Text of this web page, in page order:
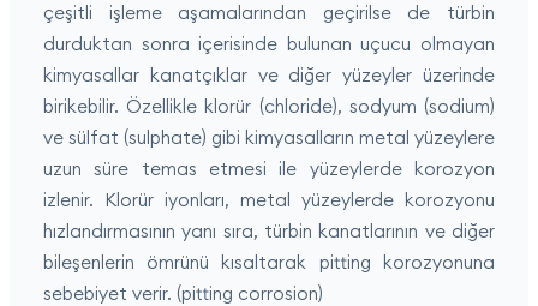
çeşitli işleme aşamalarından geçirilse de türbin
durduktan sonra içerisinde bulunan uçucu olmayan
kimyasallar kanatçıklar ve diğer yüzeyler üzerinde
birikebilir. Özellikle klorür (chloride), sodyum (sodium)
ve sülfat (sulphate) gibi kimyasalların metal yüzeylere
uzun süre temas etmesi ile yüzeylerde korozyon
izlenir. Klorür iyonları, metal yüzeylerde korozyonu
hızlandırmasının yanı sıra, türbin kanatlarının ve diğer
bileşenlerin ömrünü kısaltarak pitting korozyonuna
sebebiyet verir. (pitting corrosion)